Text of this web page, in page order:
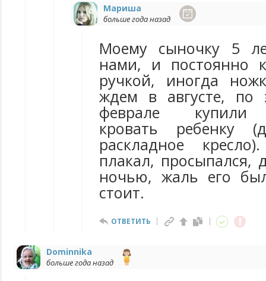
Мариша
больше года назад
Моему сыночку 5
нами, и постоянно
ручкой, иногда
ждем в августе, по
феврале купили
кровать ребенку
раскладное
плакал, просыпался,
ночью, жаль его
стоит.
ОТВЕТИТЬ
Dominnika
больше года назад